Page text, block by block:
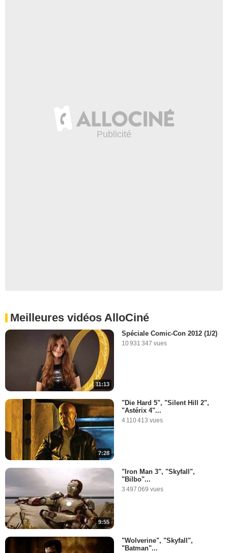
Meilleures vidéos AlloCiné
11:13
Spéciale Comic-Con 2012 (1/2)
10 931 347 vues
7:28
"Die Hard 5", "Silent Hill 2",
"Astérix 4"...
4 110 413 vues
9:55
"Iron Man 3", "Skyfall",
"Bilbo"...
3 497 069 vues
"Wolverine", "Skyfall",
"Batman"...